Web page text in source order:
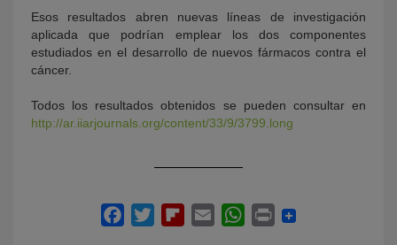
Esos resultados abren nuevas líneas de investigación
aplicada que podrían emplear los dos componentes
estudiados en el desarrollo de nuevos fármacos contra el
cáncer.
Todos los resultados obtenidos se pueden consultar en
http://ar.iiarjournals.org/content/33/9/3799.long